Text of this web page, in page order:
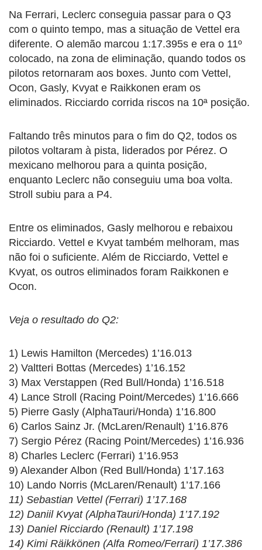
Na Ferrari, Leclerc conseguia passar para o Q3
com o quinto tempo, mas a situação de Vettel era
diferente. O alemão marcou 1:17.395s e era o 11º
colocado, na zona de eliminação, quando todos os
pilotos retornaram aos boxes. Junto com Vettel,
Ocon, Gasly, Kvyat e Raikkonen eram os
eliminados. Ricciardo corrida riscos na 10ª posição.
Faltando três minutos para o fim do Q2, todos os
pilotos voltaram à pista, liderados por Pérez. O
mexicano melhorou para a quinta posição,
enquanto Leclerc não conseguiu uma boa volta.
Stroll subiu para a P4.
Entre os eliminados, Gasly melhorou e rebaixou
Ricciardo. Vettel e Kvyat também melhoram, mas
não foi o suficiente. Além de Ricciardo, Vettel e
Kvyat, os outros eliminados foram Raikkonen e
Ocon.
Veja o resultado do Q2:
1) Lewis Hamilton (Mercedes) 1’16.013
2) Valtteri Bottas (Mercedes) 1’16.152
3) Max Verstappen (Red Bull/Honda) 1’16.518
4) Lance Stroll (Racing Point/Mercedes) 1’16.666
5) Pierre Gasly (AlphaTauri/Honda) 1’16.800
6) Carlos Sainz Jr. (McLaren/Renault) 1’16.876
7) Sergio Pérez (Racing Point/Mercedes) 1’16.936
8) Charles Leclerc (Ferrari) 1’16.953
9) Alexander Albon (Red Bull/Honda) 1’17.163
10) Lando Norris (McLaren/Renault) 1’17.166
11) Sebastian Vettel (Ferrari) 1’17.168
12) Daniil Kvyat (AlphaTauri/Honda) 1’17.192
13) Daniel Ricciardo (Renault) 1’17.198
14) Kimi Räikkönen (Alfa Romeo/Ferrari) 1’17.386